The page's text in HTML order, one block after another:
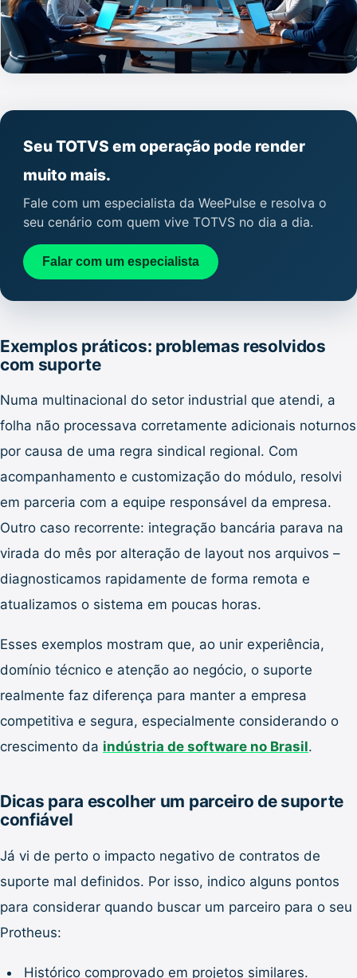
Seu TOTVS em operação pode render
muito mais.
Fale com um especialista da WeePulse e resolva o
seu cenário com quem vive TOTVS no dia a dia.
Falar com um especialista
Exemplos práticos: problemas resolvidos
com suporte
Numa multinacional do setor industrial que atendi, a
folha não processava corretamente adicionais noturnos
por causa de uma regra sindical regional. Com
acompanhamento e customização do módulo, resolvi
em parceria com a equipe responsável da empresa.
Outro caso recorrente: integração bancária parava na
virada do mês por alteração de layout nos arquivos –
diagnosticamos rapidamente de forma remota e
atualizamos o sistema em poucas horas.
Esses exemplos mostram que, ao unir experiência,
domínio técnico e atenção ao negócio, o suporte
realmente faz diferença para manter a empresa
competitiva e segura, especialmente considerando o
crescimento da indústria de software no Brasil.
Dicas para escolher um parceiro de suporte
confiável
Já vi de perto o impacto negativo de contratos de
suporte mal definidos. Por isso, indico alguns pontos
para considerar quando buscar um parceiro para o seu
Protheus:
Histórico comprovado em projetos similares.